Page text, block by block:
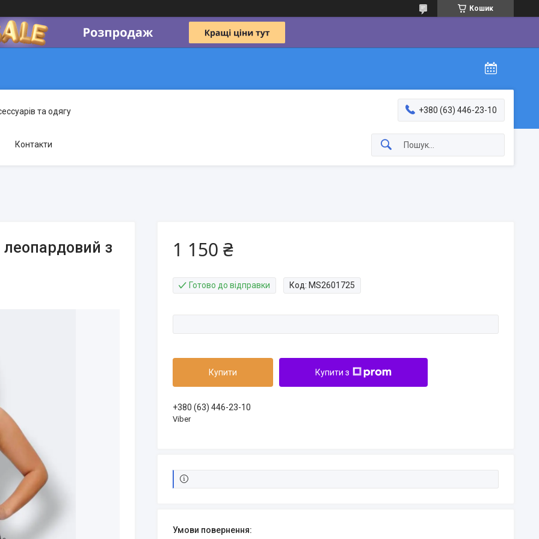
Кошик
та одягу +380 (63) 446-23-10
Контакти
з 1 150 ₴
Готово до відправки Код: MS2601725
Купити Купити з
+380 (63) 446-23-10
Viber